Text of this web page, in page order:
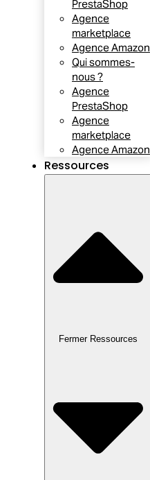
PrestaShop
Agence
marketplace
Agence Amazon
Qui sommes-
nous ?
Agence
PrestaShop
Agence
marketplace
Agence Amazon
Ressources
Fermer Ressources